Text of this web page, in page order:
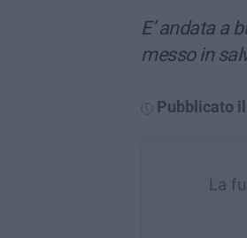
E’ andata a
messo in
Pubblicato
La